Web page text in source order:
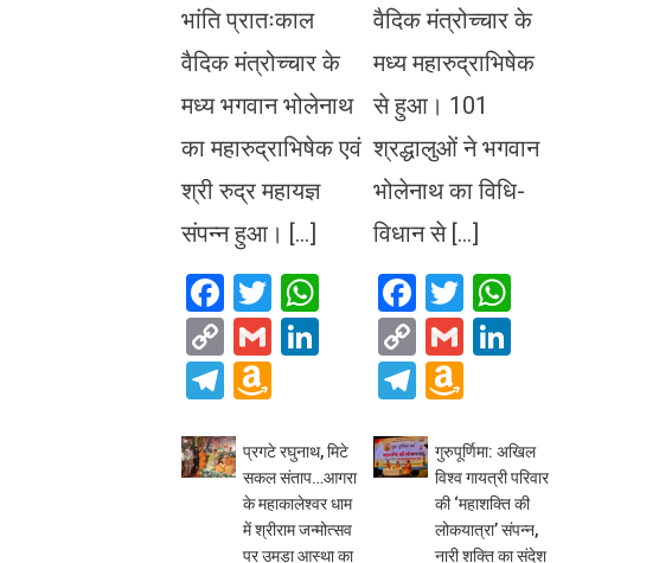
भांति प्रातःकाल
वैदिक मंत्रोच्चार के
मध्य भगवान भोलेनाथ
का महारुद्राभिषेक एवं
श्री रुद्र महायज्ञ
संपन्न हुआ। […]
Facebook
TwitterWhatsApp
Copy
Link
GmailLinkedIn
Telegram
Amazon
List
वैदिक मंत्रोच्चार के
मध्य महारुद्राभिषेक
से हुआ। 101
श्रद्धालुओं ने भगवान
भोलेनाथ का विधि-
विधान से […]
Facebook
Twitter
Copy
Link
Gmail
Telegram
List
प्रगटे रघुनाथ, मिटे
सकल संताप…आगरा
के महाकालेश्वर धाम
में श्रीराम जन्मोत्सव
पर उमड़ा आस्था का
गुरुपूर्णिमा: अखिल
विश्व गायत्री परिवार
की ‘महाशक्ति की
लोकयात्रा’ संपन्न,
नारी शक्ति का संदेश